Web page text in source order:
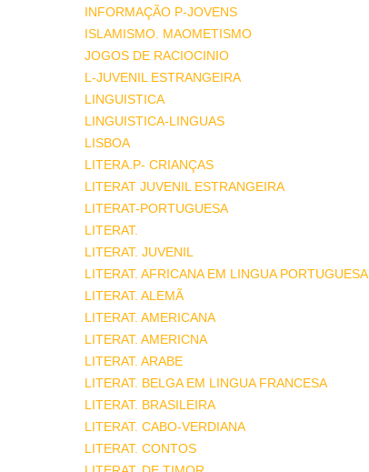
INFORMAÇÃO P-JOVENS
ISLAMISMO. MAOMETISMO
JOGOS DE RACIOCINIO
L-JUVENIL ESTRANGEIRA
LINGUISTICA
LINGUISTICA-LINGUAS
LISBOA
LITERA.P- CRIANÇAS
LITERAT JUVENIL ESTRANGEIRA
LITERAT-PORTUGUESA
LITERAT.
LITERAT. JUVENIL
LITERAT. AFRICANA EM LINGUA PORTUGUESA
LITERAT. ALEMÃ
LITERAT. AMERICANA
LITERAT. AMERICNA
LITERAT. ARABE
LITERAT. BELGA EM LINGUA FRANCESA
LITERAT. BRASILEIRA
LITERAT. CABO-VERDIANA
LITERAT. CONTOS